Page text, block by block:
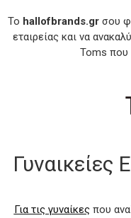
Το hallofbrands.grσου
εταιρείας και να
Toms που
Γυναικείες
Για τις γυναίκεςπου